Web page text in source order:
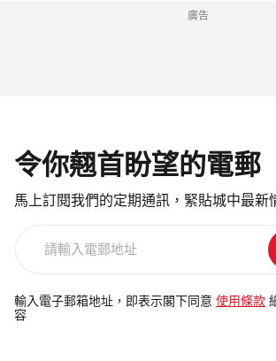
廣告
令你翹首盼望的電郵
馬上訂閱我們的定期通訊，緊貼城中最新
電
郵
輸入電子郵箱地址，即表示閣下同意 使用條款
容